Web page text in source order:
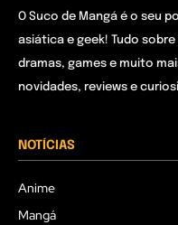
O Suco de Mangá é o seu
asiática e geek! Tudo
dramas, games e muito
novidades, reviews e
NOTÍCIAS
Anime
Mangá